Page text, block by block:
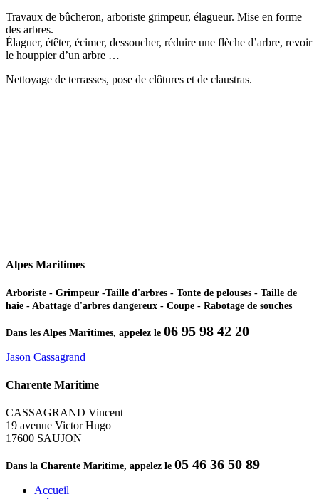
Travaux de bûcheron, arboriste grimpeur, élagueur. Mise en forme
des arbres.
Élaguer, étêter, écimer, dessoucher, réduire une flèche d’arbre, revoir
le houppier d’un arbre …
Nettoyage de terrasses, pose de clôtures et de claustras.
Alpes Maritimes
Arboriste - Grimpeur -Taille d'arbres - Tonte de pelouses - Taille de
haie - Abattage d'arbres dangereux - Coupe - Rabotage de souches
Dans les Alpes Maritimes, appelez le 06 95 98 42 20
Jason Cassagrand
Charente Maritime
CASSAGRAND Vincent
19 avenue Victor Hugo
17600 SAUJON
Dans la Charente Maritime, appelez le 05 46 36 50 89
Accueil